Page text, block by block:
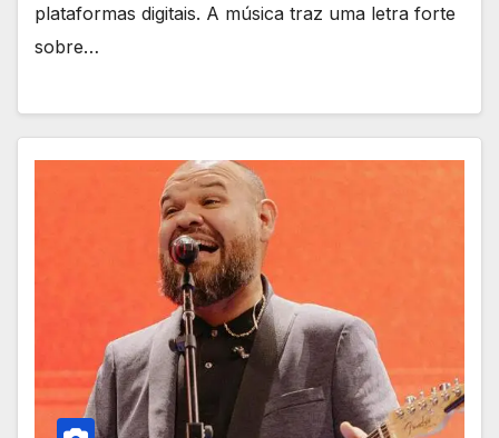
plataformas digitais. A música traz uma letra forte
sobre…